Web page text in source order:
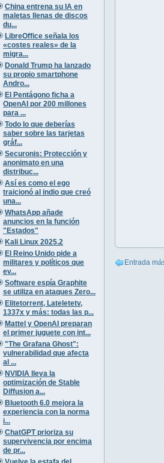
China entrena su IA en
maletas llenas de discos
du...
LibreOffice señala los
«costes reales» de la
migra...
Donald Trump ha lanzado
su propio smartphone
Andro...
El Pentágono ficha a
OpenAI por 200 millones
para ...
Todo lo que deberías
saber sobre las tarjetas
gráf...
Securonis: Protección y
anonimato en una
distribuc...
Así es como el ego
traicionó al indio que creó
una...
WhatsApp añade
anuncios en la función
"Estados"
Kali Linux 2025.2
El Reino Unido pide a
militares y políticos que
ev...
Software espía Graphite
se utiliza en ataques Zero...
Elitetorrent, Lateletetv,
1337x y más: todas las p...
Mattel y OpenAI preparan
el primer juguete con int...
"The Grafana Ghost":
vulnerabilidad que afecta
al ...
NVIDIA lleva la
optimización de Stable
Diffusion a...
Bluetooth 6.0 mejora la
experiencia con la norma
i...
ChatGPT prioriza su
supervivencia por encima
de pr...
Entrada